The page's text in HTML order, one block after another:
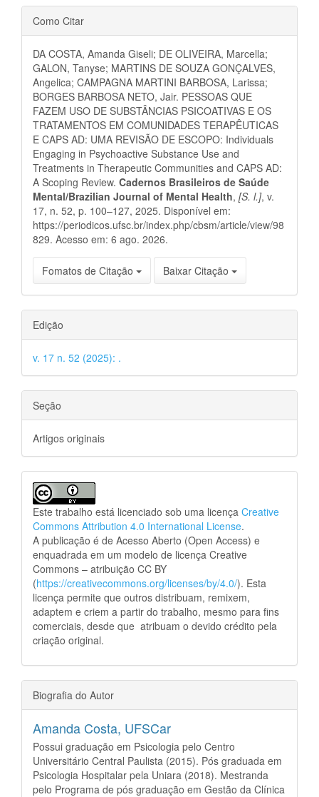
Detalhes
do
artigo
Como Citar
DA COSTA, Amanda Giseli; DE OLIVEIRA, Marcella;
GALON, Tanyse; MARTINS DE SOUZA GONÇALVES,
Angelica; CAMPAGNA MARTINI BARBOSA, Larissa;
BORGES BARBOSA NETO, Jair. PESSOAS QUE
FAZEM USO DE SUBSTÂNCIAS PSICOATIVAS E OS
TRATAMENTOS EM COMUNIDADES TERAPÊUTICAS
E CAPS AD: UMA REVISÃO DE ESCOPO: Individuals
Engaging in Psychoactive Substance Use and
Treatments in Therapeutic Communities and CAPS AD:
A Scoping Review. Cadernos Brasileiros de Saúde
Mental/Brazilian Journal of Mental Health, [S. l.], v.
17, n. 52, p. 100–127, 2025. Disponível em:
https://periodicos.ufsc.br/index.php/cbsm/article/view/98
829. Acesso em: 6 ago. 2026.
Fomatos de Citação Baixar Citação
Edição
v. 17 n. 52 (2025): .
Seção
Artigos originais
Este trabalho está licenciado sob uma licença Creative
Commons Attribution 4.0 International License.
A publicação é de Acesso Aberto (Open Access) e
enquadrada em um modelo de licença Creative
Commons – atribuição CC BY
(https://creativecommons.org/licenses/by/4.0/). Esta
licença permite que outros distribuam, remixem,
adaptem e criem a partir do trabalho, mesmo para fins
comerciais, desde que atribuam o devido crédito pela
criação original.
Biografia do Autor
Amanda Costa, UFSCar
Possui graduação em Psicologia pelo Centro
Universitário Central Paulista (2015). Pós graduada em
Psicologia Hospitalar pela Uniara (2018). Mestranda
pelo Programa de pós graduação em Gestão da Clínica